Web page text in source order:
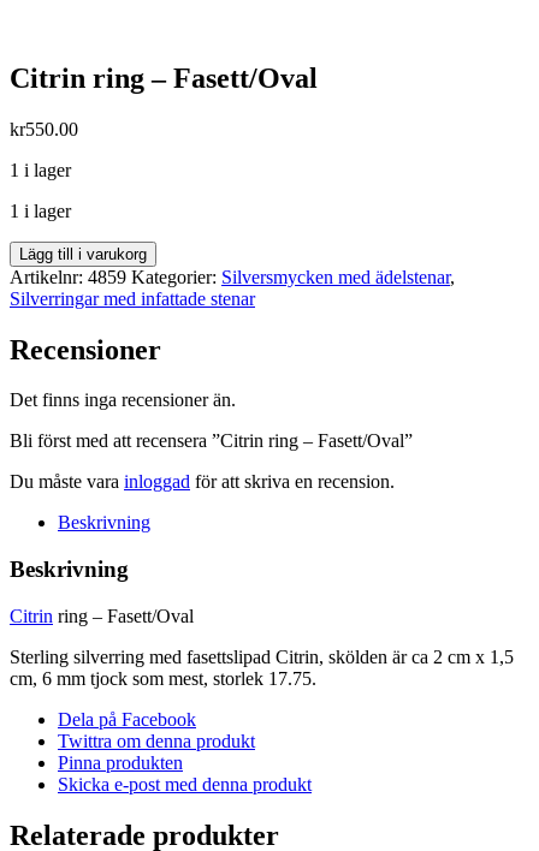
Citrin ring – Fasett/Oval
kr550.00
1 i lager
1 i lager
Citrin
ring
-
Fasett/Oval
mängd
Lägg till i varukorg
Artikelnr: 4859 Kategorier: Silversmycken med ädelstenar,
Silverringar med infattade stenar
Recensioner
Det finns inga recensioner än.
Bli först med att recensera ”Citrin ring – Fasett/Oval”
Du måste vara inloggad för att skriva en recension.
Beskrivning
Beskrivning
Citrin ring – Fasett/Oval
Sterling silverring med fasettslipad Citrin, skölden är ca 2 cm x 1,5
cm, 6 mm tjock som mest, storlek 17.75.
Dela på Facebook
Twittra om denna produkt
Pinna produkten
Skicka e-post med denna produkt
Relaterade produkter